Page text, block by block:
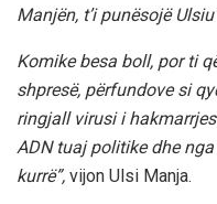
Manjën, t’i punësojë
Komike besa boll, por ti
shpresë, përfundove si
ringjall virusi i
ADN tuaj politike dhe
kurrë”, vijon Ulsi Manja.